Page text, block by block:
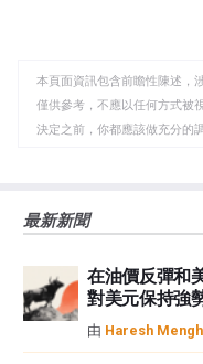
板
本頁面資訊包含前瞻性陳述，
僅供參考，不應以任何方式被
決定之前，你都應該做充分的
觀點，並不代表FXStreet或其
如果文章正文中沒有明確提
中都沒有頭寸，也沒有與文中
者沒有收到撰寫這篇文章的報酬
最新新聞
在油價反彈和
對美元保持強
由 Haresh